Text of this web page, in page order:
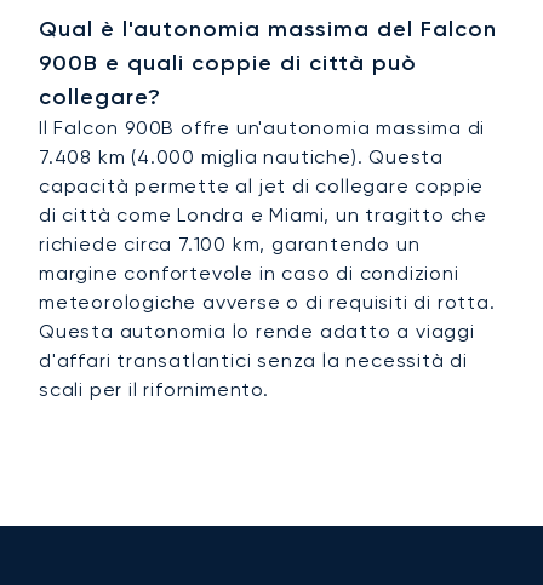
Qual è l'autonomia massima del Falcon
900B e quali coppie di città può
collegare?
Il Falcon 900B offre un'autonomia massima di
7.408 km (4.000 miglia nautiche). Questa
capacità permette al jet di collegare coppie
di città come Londra e Miami, un tragitto che
richiede circa 7.100 km, garantendo un
margine confortevole in caso di condizioni
meteorologiche avverse o di requisiti di rotta.
Questa autonomia lo rende adatto a viaggi
d'affari transatlantici senza la necessità di
scali per il rifornimento.